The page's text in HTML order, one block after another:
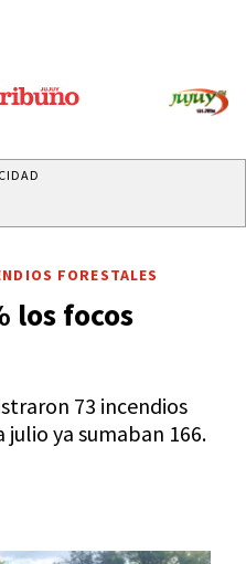
FORESTALES
los focos
73 incendios
julio ya sumaban 166.